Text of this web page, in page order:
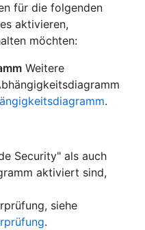
für die folgenden
aktivieren,
möchten:
Weitere
.
Security" als auch
aktiviert sind,
siehe
.